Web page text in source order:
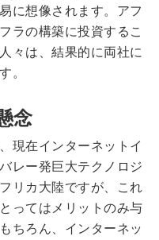
に想像されます。アフ
ラの構築に投資するこ
々は、結果的に両社に
。
念
現在インターネットイ
レー発巨大テクノロジ
リカ大陸ですが、これ
ってはメリットのみ与
ちろん、インターネッ